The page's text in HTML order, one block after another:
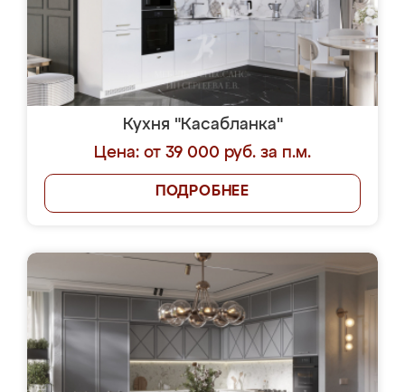
Кухня "Касабланка"
Цена: от 39 000 руб. за п.м.
ПОДРОБНЕЕ